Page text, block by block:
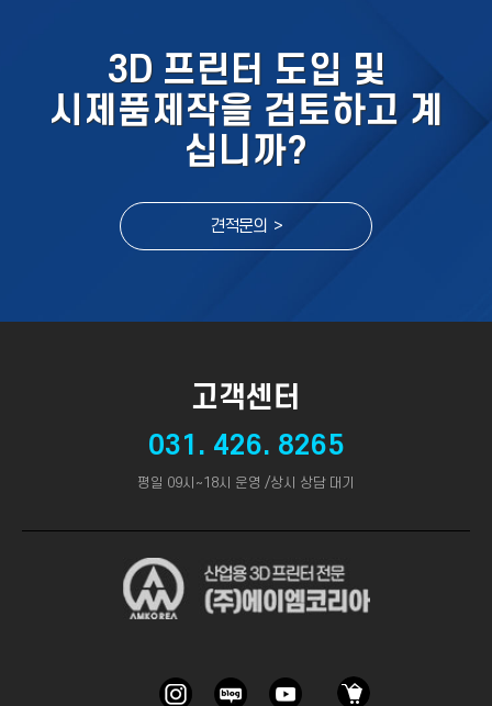
3D 프린터 도입 및
시제품제작을 검토하고 계
십니까?
견적문의 >
고객센터
031. 426. 8265
평일 09시~18시 운영 /상시 상담 대기